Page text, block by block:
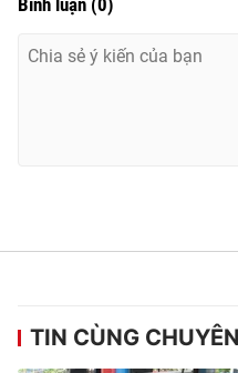
thuận bằng văn bản. Ghi rõ
TIN CÙNG